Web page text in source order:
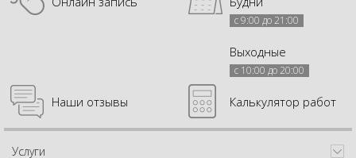
с 9:00 до 21:00
Выходные
с 10:00 до 20:00
Наши отзывы Калькулятор работ
Услуги